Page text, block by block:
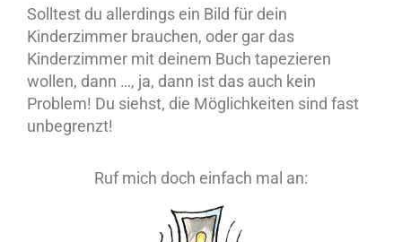
Solltest du allerdings ein Bild für dein
Kinderzimmer brauchen, oder gar das
Kinderzimmer mit deinem Buch tapezieren
wollen, dann …, ja, dann ist das auch kein
Problem! Du siehst, die Möglichkeiten sind fast
unbegrenzt!
Ruf mich doch einfach mal an: